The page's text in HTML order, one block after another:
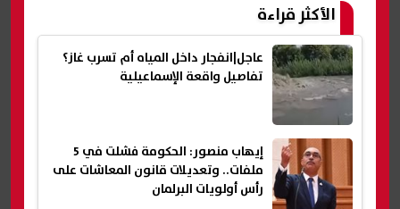
الأكثر قراءة
عاجل|انفجار داخل المياه أم تسرب غاز؟
تفاصيل واقعة الإسماعيلية
إيهاب منصور: الحكومة فشلت في 5
ملفات.. وتعديلات قانون المعاشات على
رأس أولويات البرلمان